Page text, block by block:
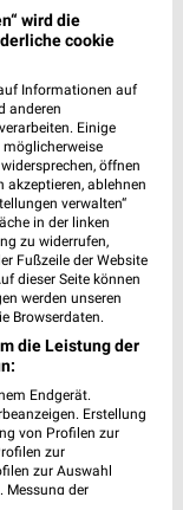
für
für
mit Angeboten für
wird die
cookie
Informationen auf
anderen
Einige
möglicherweise
öffnen
akzeptieren, ablehnen
verwalten“
in der linken
zu widerrufen,
Fußzeile der Website
dieser Seite können
werden unseren
Browserdaten.
die Leistung der
Endgerät.
Erstellung
von Profilen zur
zur
zur Auswahl
Messung der